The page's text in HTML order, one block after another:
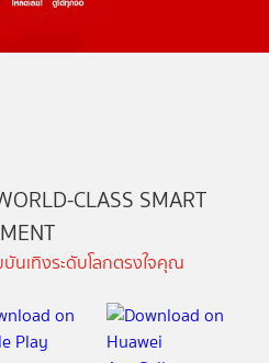
CLASS SMART
นเทิงระดับโลกตรงใจคุณ